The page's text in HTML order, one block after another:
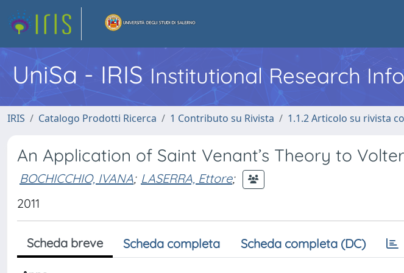
UniSa - IRIS Institutional Research
IRIS Catalogo Prodotti Ricerca 1 Contributo su Rivista 1.1.2 Articolo su rivista
An Application of Saint Venant’s Theory to
BOCHICCHIO, IVANA; LASERRA, Ettore;
2011
Scheda breve Scheda completa Scheda completa (DC)